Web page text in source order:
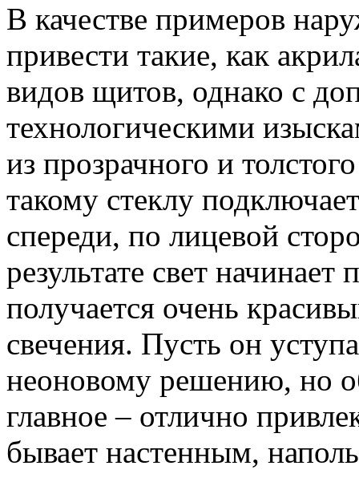
В качестве примеров
привести такие, как
видов щитов, однако с
технологическими
из прозрачного и
такому стеклу
спереди, по лицевой
результате свет
получается очень
свечения. Пусть он
неоновому решению, но
главное – отлично
бывает настенным,